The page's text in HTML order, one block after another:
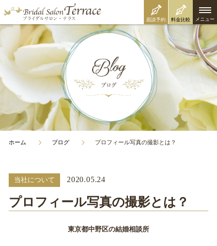
面談予約 料金比較 メニュー
ホーム ブログ プロフィール写真の撮影とは？
当社について 2020.05.24
プロフィール写真の撮影とは？
東京都中野区の結婚相談所